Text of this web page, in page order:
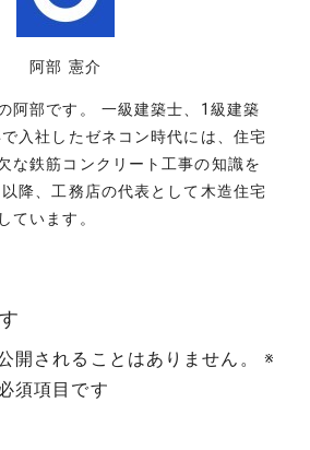
阿部 憲介
阿部です。 一級建築士、1級建築
入社したゼネコン時代には、住宅
な鉄筋コンクリート工事の知識を
降、工務店の代表として木造住宅
ています。
開されることはありません。
※
須項目です